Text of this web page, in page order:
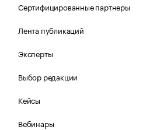
Сертифицированные партнеры
Лента публикаций
Эксперты
Выбор редакции
Кейсы
Вебинары